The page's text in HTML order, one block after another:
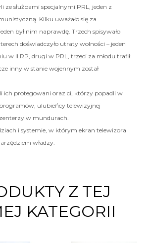
ze służbami specjalnymi PRL, jeden z
Kilku uważało się za
był nim naprawdę. Trzech spisywało
doświadczyło utraty wolności – jeden
w II RP, drugi w PRL, trzeci za młodu trafił
inny w stanie wojennym został
ich protegowani oraz ci, którzy popadli w
programów, ulubieńcy telewizyjnej
w mundurach.
i systemie, w którym ekran telewizora
władzy.
Z TEJ
KATEGORII